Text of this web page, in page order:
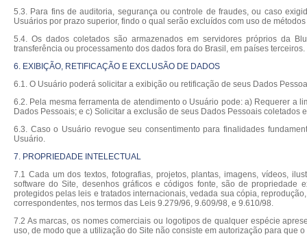
5.3. Para fins de auditoria, segurança ou controle de fraudes, ou caso
Usuários por prazo superior, findo o qual serão excluídos com uso de
5.4. Os dados coletados são armazenados em servidores próprios da
transferência ou processamento dos dados fora do Brasil, em países terceiros.
6. EXIBIÇÃO, RETIFICAÇÃO E EXCLUSÃO DE DADOS
6.1. O Usuário poderá solicitar a exibição ou retificação de seus Dados
6.2. Pela mesma ferramenta de atendimento o Usuário pode: a) Requerer a
Dados Pessoais; e c) Solicitar a exclusão de seus Dados Pessoais coletados
6.3. Caso o Usuário revogue seu consentimento para finalidades
Usuário.
7. PROPRIEDADE INTELECTUAL
7.1 Cada um dos textos, fotografias, projetos, plantas, imagens, vídeos,
software do Site, desenhos gráficos e códigos fonte, são de
protegidos pelas leis e tratados internacionais, vedada sua cópia,
correspondentes, nos termos das Leis 9.279/96, 9.609/98, e 9.610/98.
7.2 As marcas, os nomes comerciais ou logotipos de qualquer espécie
uso, de modo que a utilização do Site não consiste em autorização para que